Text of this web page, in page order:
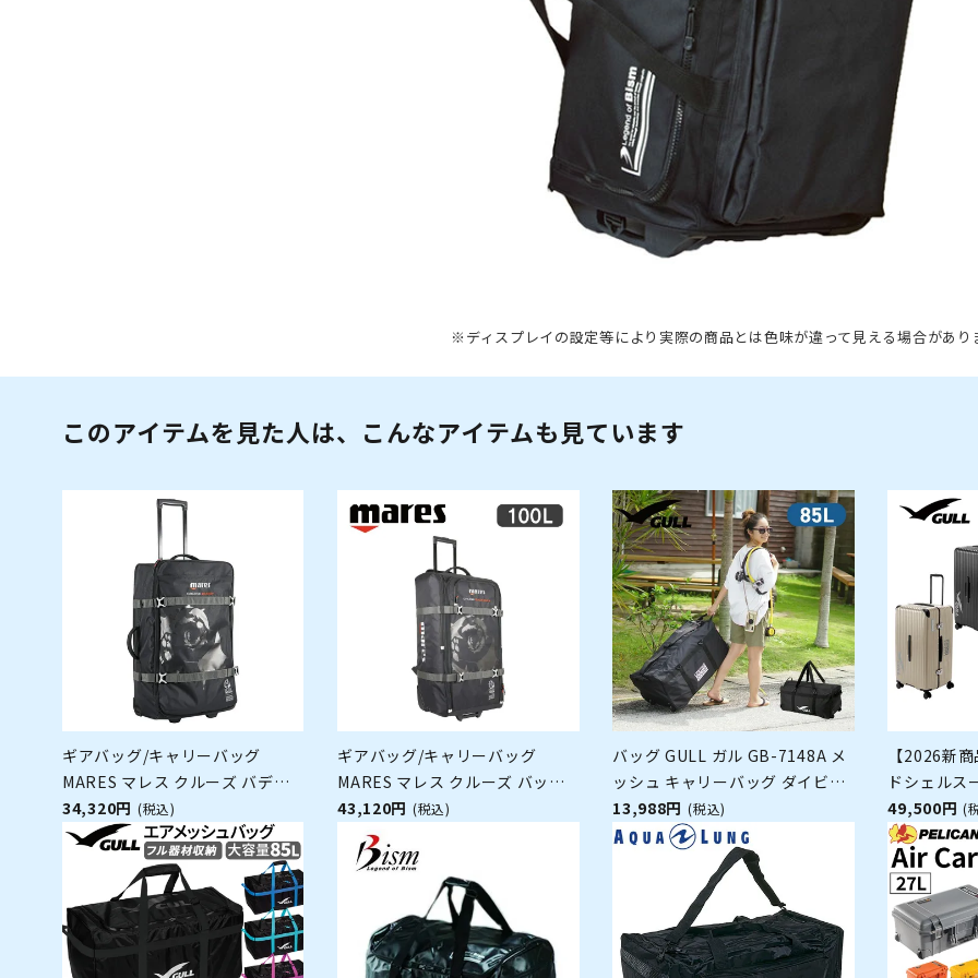
※ディスプレイの設定等により実際の商品とは色味が違って見える場合があり
このアイテムを見た人は、こんなアイテムも見ています
ギアバッグ/キャリーバッグ
MARES マレス クルーズ バディ
415438 スキューバダイビング 軽
器材
34,320円 (税込)
ギアバッグ/キャリーバッグ
MARES マレス クルーズ バック
パック 415436 スキューバダイビ
ング 軽器材
43,120円 (税込)
バッグ GULL ガル GB-7148A メ
ッシュ キャリーバッグ ダイビン
グ スキューバ スキューバダイビ
ング スクーバ スクーバダイビン
グ 85L ダイビング器材
13,988円 (税込)
【2026新
ドシェルス
6506C ダイ
グ 105L 大
物 フィン収
49,500円 (